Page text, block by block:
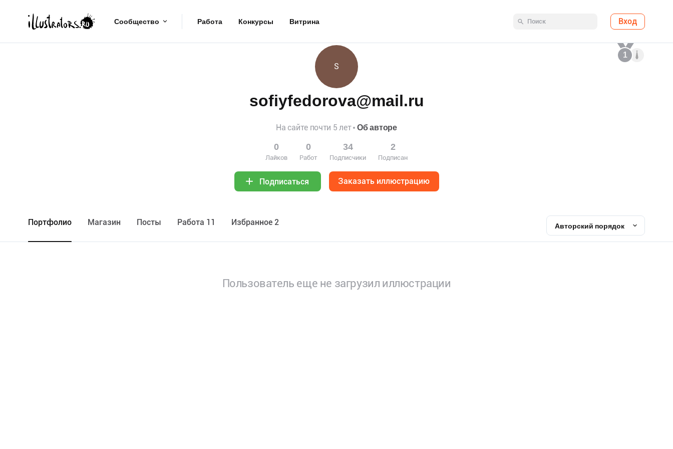
Сообщество Работа Конкурсы Витрина Вход
1
S
sofiyfedorova@mail.ru
На сайте почти 5 лет Об авторе
0
Лайков
0
Работ
34
Подписчики
2
Подписан
Подписаться Заказать иллюстрацию
Портфолио Maгазин Посты Работа 11 Избранное 2 Авторский порядок
Пользователь еще не загрузил иллюстрации